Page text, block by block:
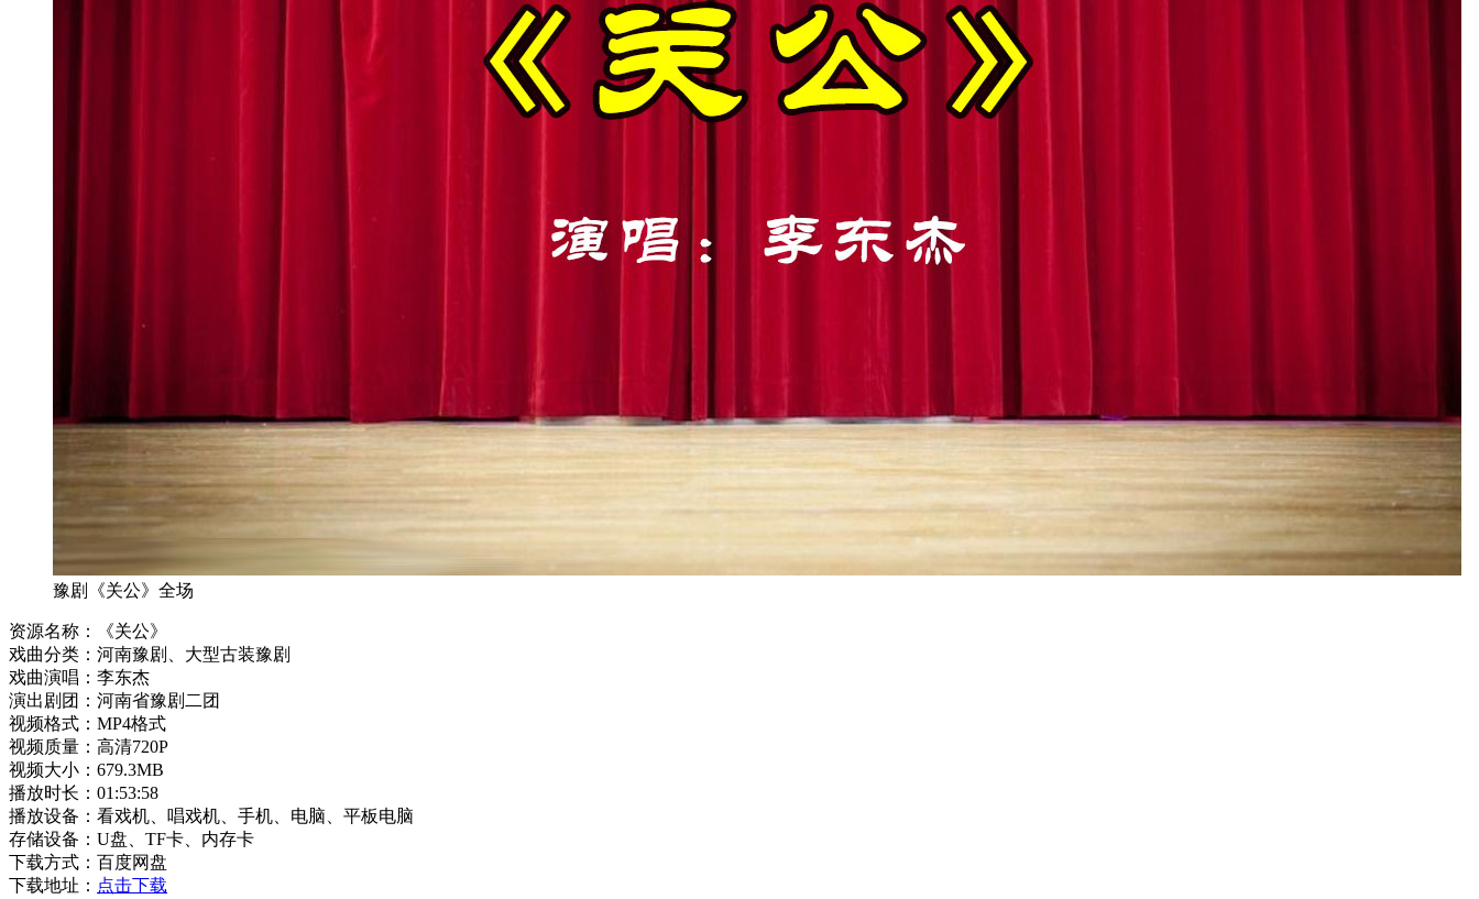
豫剧《关公》全场
资源名称：《关公》
戏曲分类：河南豫剧、大型古装豫剧
戏曲演唱：李东杰
演出剧团：河南省豫剧二团
视频格式：MP4格式
视频质量：高清720P
视频大小：679.3MB
播放时长：01:53:58
播放设备：看戏机、唱戏机、手机、电脑、平板电脑
存储设备：U盘、TF卡、内存卡
下载方式：百度网盘
下载地址： 点击下载